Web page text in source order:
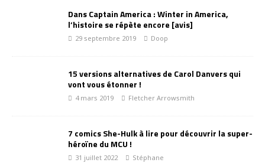
Dans Captain America : Winter in America,
l’histoire se répète encore [avis]
29 septembre 2019 Doop
15 versions alternatives de Carol Danvers qui
vont vous étonner !
4 mars 2019 Fletcher Arrowsmith
7 comics She-Hulk à lire pour découvrir la super-
héroïne du MCU !
31 juillet 2022 Stéphane